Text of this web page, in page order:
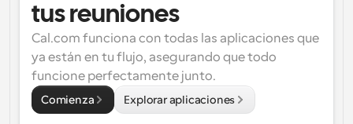
tus reuniones
Cal.com funciona con todas las aplicaciones que
ya están en tu flujo, asegurando que todo
funcione perfectamente junto.
Comienza Explorar aplicaciones